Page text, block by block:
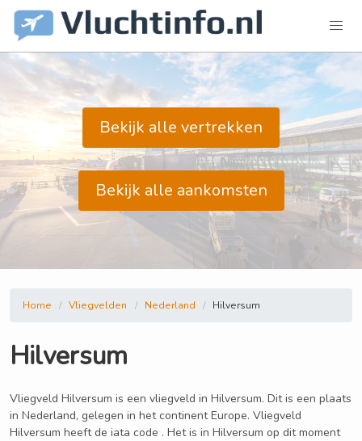
Bekijk alle vertrekken
Bekijk alle aankomsten
Home Vliegvelden Nederland Hilversum
Hilversum
Vliegveld Hilversum is een vliegveld in Hilversum. Dit is een plaats
in Nederland, gelegen in het continent Europe. Vliegveld
Hilversum heeft de iata code . Het is in Hilversum op dit moment